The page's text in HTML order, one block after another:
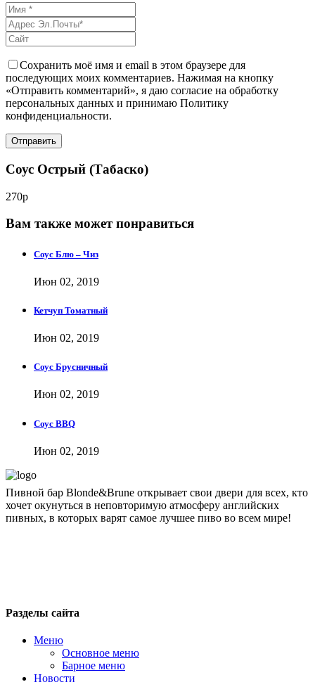
Сохранить моё имя и email в этом браузере для
последующих моих комментариев. Нажимая на кнопку
«Отправить комментарий», я даю согласие на обработку
персональных данных и принимаю Политику
конфиденциальности.
Соус Острый (Табаско)
270р
Вам также может понравиться
Соус Блю – Чиз
Июн 02, 2019
Кетчуп Томатный
Июн 02, 2019
Соус Брусничный
Июн 02, 2019
Соус BBQ
Июн 02, 2019
Пивной бар Blonde&Brune открывает свои двери для всех, кто
хочет окунуться в неповторимую атмосферу английских
пивных, в которых варят самое лучшее пиво во всем мире!
Разделы сайта
Меню
Основное меню
Барное меню
Новости